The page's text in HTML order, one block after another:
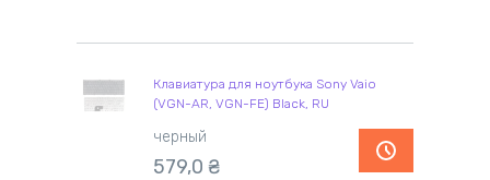
Клавиатура для ноутбука Sony Vaio
(VGN-AR, VGN-FE) Black, RU
черный
579,0 ₴